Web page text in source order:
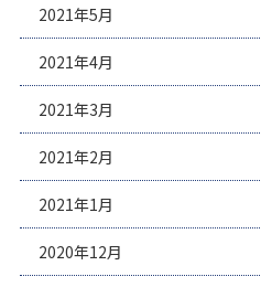
2021年5月
2021年4月
2021年3月
2021年2月
2021年1月
2020年12月